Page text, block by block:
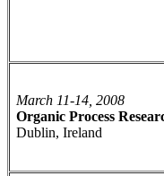
March 11-14, 2008
Organic Process
Dublin, Ireland